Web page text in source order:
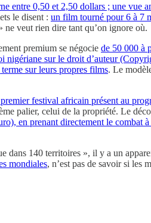
entre 0,50 et 2,50 dollars ; une vue
le disent : un film tourné pour 6 à 7
veut rien dire tant qu’on ignore où.
premium se négocie de 50 000 à
nigériane sur le droit d’auteur
sur leurs propres films. Le
festival africain présent au
palier, celui de la propriété. Le
en prenant directement le combat
140 territoires », il y a un
mondiales, n’est pas de savoir si les